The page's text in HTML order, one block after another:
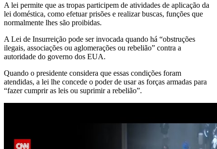
A lei permite que as tropas participem de atividades de aplicação da
lei doméstica, como efetuar prisões e realizar buscas, funções que
normalmente lhes são proibidas.
A Lei de Insurreição pode ser invocada quando há “obstruções
ilegais, associações ou aglomerações ou rebelião” contra a
autoridade do governo dos EUA.
Quando o presidente considera que essas condições foram
atendidas, a lei lhe concede o poder de usar as forças armadas para
“fazer cumprir as leis ou suprimir a rebelião”.